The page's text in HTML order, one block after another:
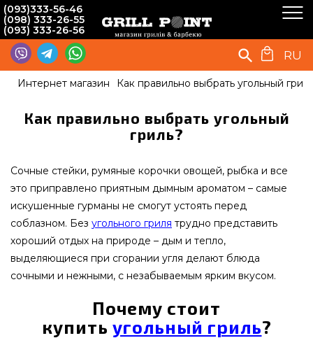
(093)333-56-46
(098) 333-26-55
(093) 333-26-56
RU
Интернет магазин Как правильно выбрать угольный
Как правильно выбрать угольный
гриль?
Сочные стейки, румяные корочки овощей, рыбка и все
это приправлено приятным дымным ароматом – самые
искушенные гурманы не смогут устоять перед
соблазном. Без угольного гриля трудно представить
хороший отдых на природе – дым и тепло,
выделяющиеся при сгорании угля делают блюда
сочными и нежными, с незабываемым ярким вкусом.
Почему стоит
купить угольный гриль?